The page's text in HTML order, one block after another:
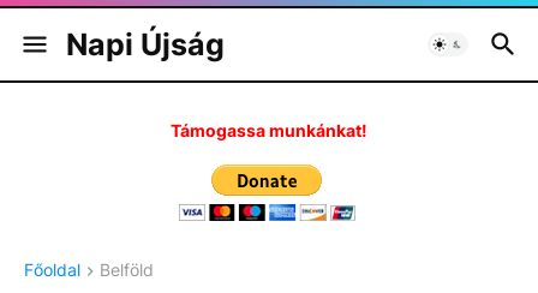
Napi Újság
Támogassa munkánkat!
Főoldal Belföld